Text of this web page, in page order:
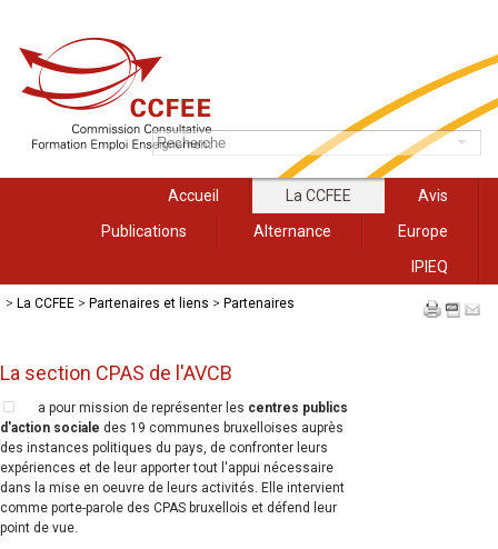
Accueil La CCFEE
Avis
Publications
Alternance
Europe
IPIEQ
> La CCFEE > Partenaires et liens > Partenaires
La section CPAS de l'AVCB
a pour mission de représenter les centres publics
d'action sociale des 19 communes bruxelloises auprès
des instances politiques du pays, de confronter leurs
expériences et de leur apporter tout l'appui nécessaire
dans la mise en oeuvre de leurs activités. Elle intervient
comme porte-parole des CPAS bruxellois et défend leur
point de vue.